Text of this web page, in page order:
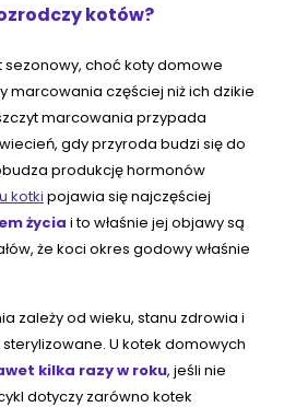
kotów?
sezonowy, choć koty domowe
marcowania częściej niż ich dzikie
marcowania przypada
gdy przyroda budzi się do
produkcję hormonów
kotki pojawia się najczęściej
życia i to właśnie jej objawy są
że koci okres godowy właśnie
zależy od wieku, stanu zdrowia i
U kotek domowych
kilka razy w roku, jeśli nie
dotyczy zarówno kotek